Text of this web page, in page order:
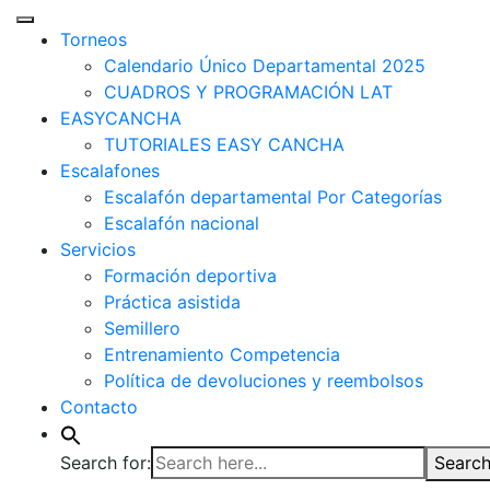
Torneos
Calendario Único Departamental 2025
CUADROS Y PROGRAMACIÓN LAT
EASYCANCHA
TUTORIALES EASY CANCHA
Escalafones
Escalafón departamental Por Categorías
Escalafón nacional
Servicios
Formación deportiva
Práctica asistida
Semillero
Entrenamiento Competencia
Política de devoluciones y reembolsos
Contacto
Search for: